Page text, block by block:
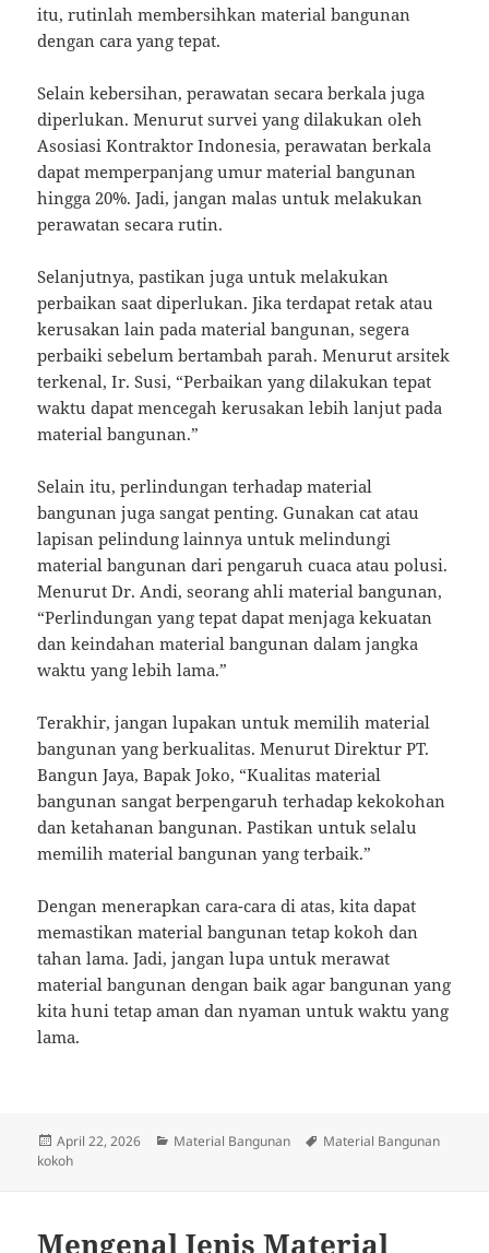
itu, rutinlah membersihkan material bangunan
dengan cara yang tepat.
Selain kebersihan, perawatan secara berkala juga
diperlukan. Menurut survei yang dilakukan oleh
Asosiasi Kontraktor Indonesia, perawatan berkala
dapat memperpanjang umur material bangunan
hingga 20%. Jadi, jangan malas untuk melakukan
perawatan secara rutin.
Selanjutnya, pastikan juga untuk melakukan
perbaikan saat diperlukan. Jika terdapat retak atau
kerusakan lain pada material bangunan, segera
perbaiki sebelum bertambah parah. Menurut arsitek
terkenal, Ir. Susi, “Perbaikan yang dilakukan tepat
waktu dapat mencegah kerusakan lebih lanjut pada
material bangunan.”
Selain itu, perlindungan terhadap material
bangunan juga sangat penting. Gunakan cat atau
lapisan pelindung lainnya untuk melindungi
material bangunan dari pengaruh cuaca atau polusi.
Menurut Dr. Andi, seorang ahli material bangunan,
“Perlindungan yang tepat dapat menjaga kekuatan
dan keindahan material bangunan dalam jangka
waktu yang lebih lama.”
Terakhir, jangan lupakan untuk memilih material
bangunan yang berkualitas. Menurut Direktur PT.
Bangun Jaya, Bapak Joko, “Kualitas material
bangunan sangat berpengaruh terhadap kekokohan
dan ketahanan bangunan. Pastikan untuk selalu
memilih material bangunan yang terbaik.”
Dengan menerapkan cara-cara di atas, kita dapat
memastikan material bangunan tetap kokoh dan
tahan lama. Jadi, jangan lupa untuk merawat
material bangunan dengan baik agar bangunan yang
kita huni tetap aman dan nyaman untuk waktu yang
lama.
Posted
on
April 22, 2026 Categories
Material Bangunan Tags
Material Bangunan
kokoh
Mengenal Jenis Material